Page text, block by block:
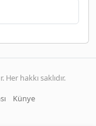
Her hakkı saklıdır.
Künye